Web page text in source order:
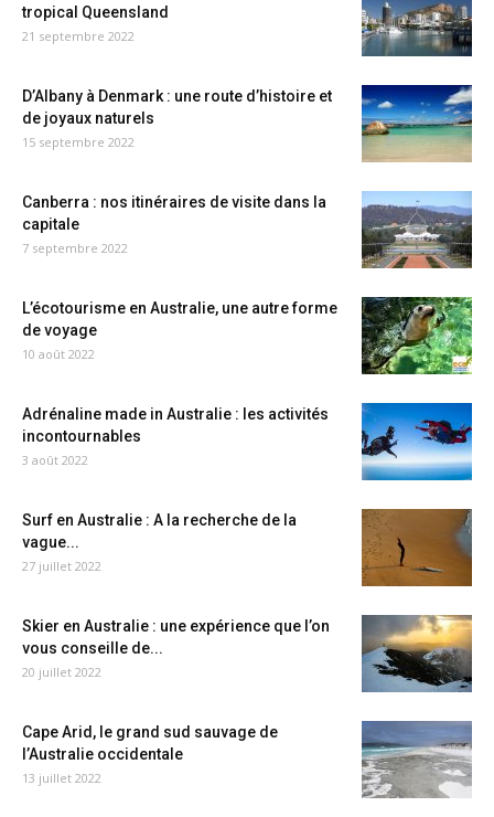
tropical Queensland
21 septembre 2022
D’Albany à Denmark : une route d’histoire et
de joyaux naturels
15 septembre 2022
Canberra : nos itinéraires de visite dans la
capitale
7 septembre 2022
L’écotourisme en Australie, une autre forme
de voyage
10 août 2022
Adrénaline made in Australie : les activités
incontournables
3 août 2022
Surf en Australie : A la recherche de la
vague...
27 juillet 2022
Skier en Australie : une expérience que l’on
vous conseille de...
20 juillet 2022
Cape Arid, le grand sud sauvage de
l’Australie occidentale
13 juillet 2022